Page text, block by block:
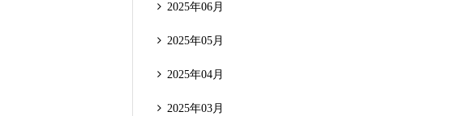
2025年06月
2025年05月
2025年04月
2025年03月